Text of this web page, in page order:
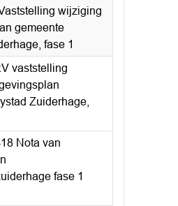
wijziging
gemeente
fase 1
vaststelling
Zuiderhage,
Nota van
fase 1